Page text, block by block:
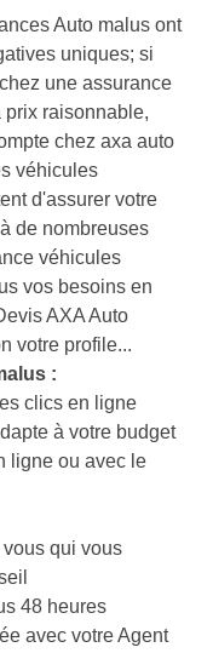
Auto malus ont
uniques; si
une assurance
prix raisonnable,
chez axa auto
véhicules
d'assurer votre
de nombreuses
véhicules
vos besoins en
AXA Auto
votre profile...
:
clics en ligne
à votre budget
ligne ou avec le
qui vous
48 heures
avec votre Agent